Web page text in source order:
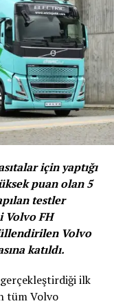
eden
istasyonlarındaki
GÜCÜ
çalışan
satış yetkilisi
yılının Mayıs
yapan kadın
bu sayı 2020
satış yetkilisi ise
için yaptığı
puan olan 5
testler
Volvo FH
Volvo
katıldı.
ilk
tüm Volvo